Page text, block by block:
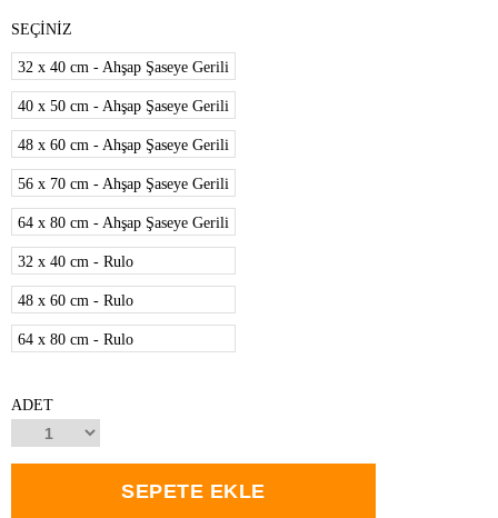
SEÇİNİZ
32 x 40 cm - Ahşap Şaseye Gerili
40 x 50 cm - Ahşap Şaseye Gerili
48 x 60 cm - Ahşap Şaseye Gerili
56 x 70 cm - Ahşap Şaseye Gerili
64 x 80 cm - Ahşap Şaseye Gerili
32 x 40 cm - Rulo
48 x 60 cm - Rulo
64 x 80 cm - Rulo
ADET